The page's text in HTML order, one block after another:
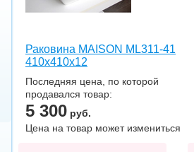
Раковина MAISON ML311-41
410x410x12
Последняя цена, по которой
продавался товар:
5 300 руб.
Цена на товар может измениться